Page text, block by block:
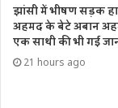
झांसी में भीषण सड़क
अहमद के बेटे अबान
एक साथी की भी गई
21 hours ago